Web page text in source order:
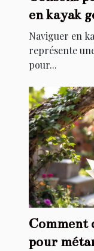
en kayak
Naviguer en
représente
pour...
Comment
pour